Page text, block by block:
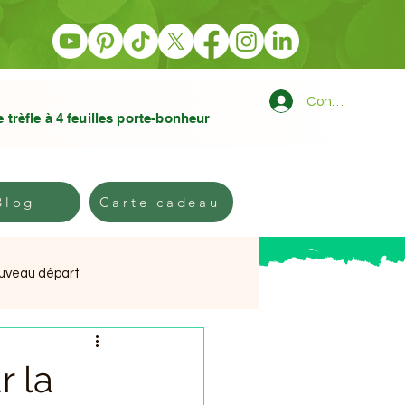
trèfle à 4 feuilles porte-bonheur
Connexion
Carte cadeau
Carte cadeau
départ
la